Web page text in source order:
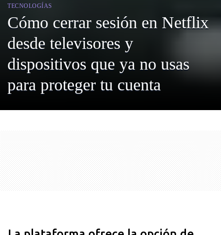
TECNOLOGÍAS
Cómo cerrar sesión en Netflix
desde televisores y
dispositivos que ya no usas
para proteger tu cuenta